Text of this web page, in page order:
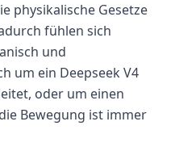
physikalische Gesetze
fühlen sich
und
um ein Deepseek V4
oder um einen
Bewegung ist immer